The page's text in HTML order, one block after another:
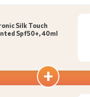
Silk Touch
Spf50+, 40ml